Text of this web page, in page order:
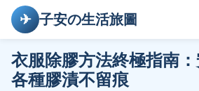
✈ 子安の生活旅圖
衣服除膠方法終極指南
各種膠漬不留痕